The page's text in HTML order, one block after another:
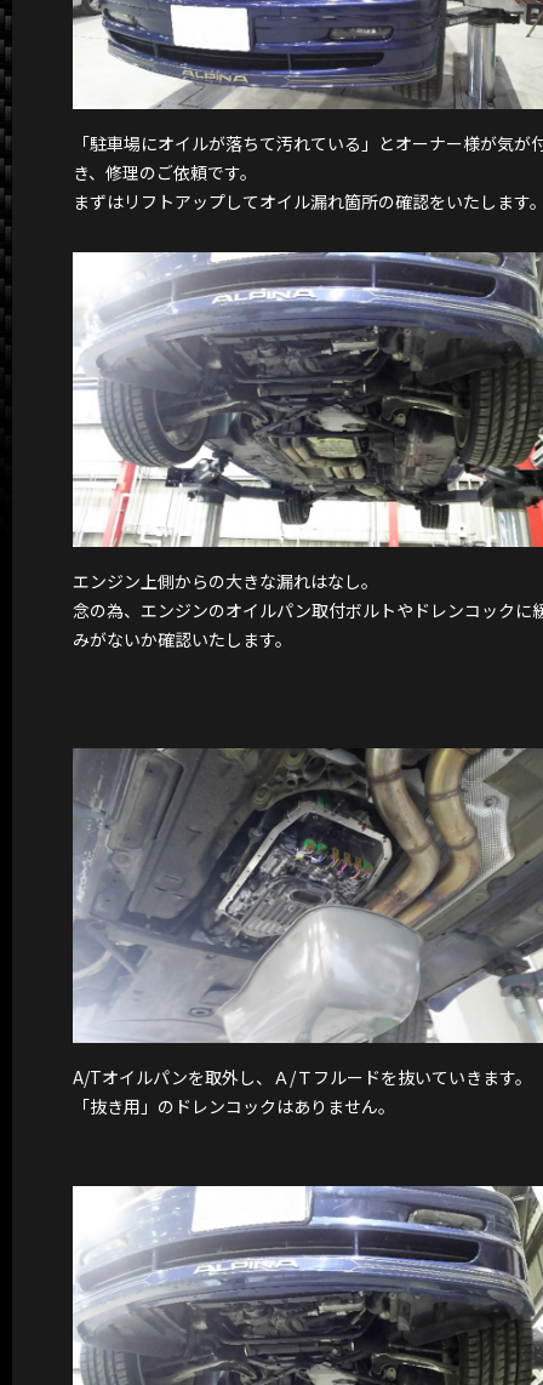
「駐車場にオイルが落ちて汚れている」とオーナー様が気が
き、修理のご依頼です。
まずはリフトアップしてオイル漏れ箇所の確認をいたします
エンジン上側からの大きな漏れはなし。
念の為、エンジンのオイルパン取付ボルトやドレンコックに
みがないか確認いたします。
A/Tオイルパンを取外し、Ａ/Ｔフルードを抜いていきます。
「抜き用」のドレンコックはありません。